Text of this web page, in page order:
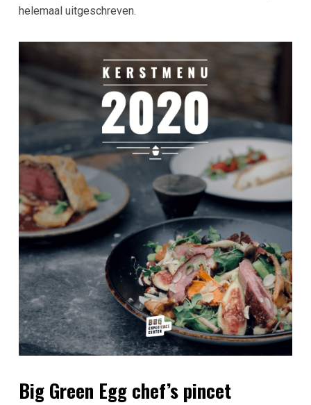
helemaal uitgeschreven.
Big Green Egg chef’s pincet